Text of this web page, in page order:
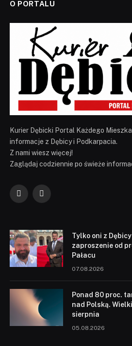
O PORTALU
Kurier Dębicki Portal Każdego
informacje z Dębicy i Podkarpacia.
Z nami wiesz więcej!
Zaglądaj codziennie po świeże
FacebookYouTube
Tylko oni z
zaproszenie od
Pałacu
07.08.2026
Ponad 80 proc.
nad Polską.
sierpnia
05.08.2026